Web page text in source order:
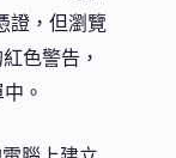
證，但瀏覽
色警告，
。